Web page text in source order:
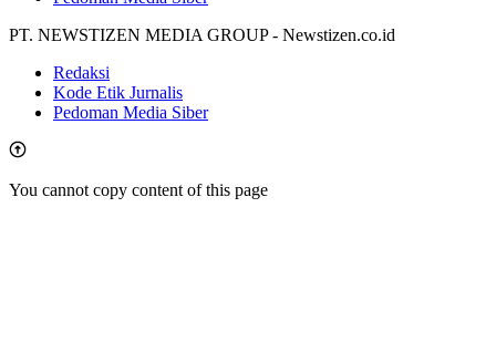
PT. NEWSTIZEN MEDIA GROUP - Newstizen.co.id
Redaksi
Kode Etik Jurnalis
Pedoman Media Siber
You cannot copy content of this page